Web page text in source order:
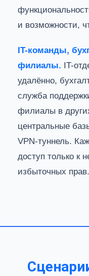
и возможности,
IT-команды,
филиалы. IT-
удалённо,
служба
филиалы в
центральные
VPN-туннель.
доступ только к
избыточных прав.